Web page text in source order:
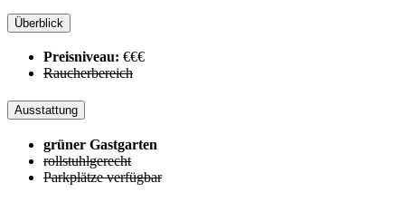
Überblick
Preisniveau: €€€
Raucherbereich
Ausstattung
grüner Gastgarten
rollstuhlgerecht
Parkplätze verfügbar